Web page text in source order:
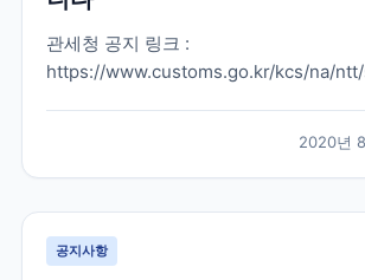
관세청 공지 링크 :
https://www.customs.go.kr/kcs/na/ntt/
60개 2~3개월 90개 3~4개월 120개 4개
※마스크...
2020년
공지사항